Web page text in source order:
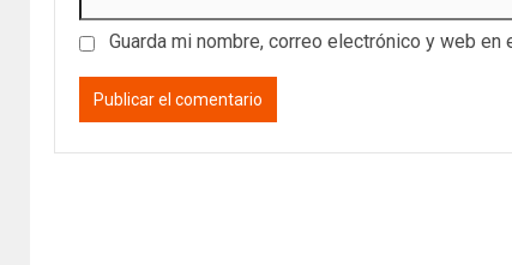
Guarda mi nombre, correo electrónico y web